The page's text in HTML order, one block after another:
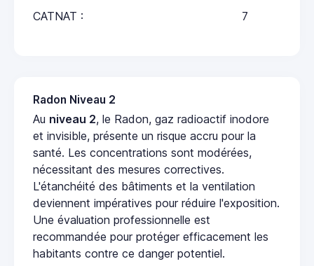
CATNAT : 7
Radon Niveau 2
Au niveau 2, le Radon, gaz radioactif inodore
et invisible, présente un risque accru pour la
santé. Les concentrations sont modérées,
nécessitant des mesures correctives.
L'étanchéité des bâtiments et la ventilation
deviennent impératives pour réduire l'exposition.
Une évaluation professionnelle est
recommandée pour protéger efficacement les
habitants contre ce danger potentiel.